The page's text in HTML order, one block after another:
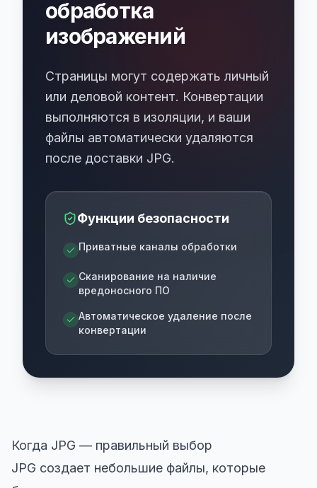
обработка
изображений
Страницы могут содержать личный
или деловой контент. Конвертации
выполняются в изоляции, и ваши
файлы автоматически удаляются
после доставки JPG.
Функции безопасности
Приватные каналы обработки
Сканирование на наличие
вредоносного ПО
Автоматическое удаление после
конвертации
Когда JPG — правильный выбор
JPG создает небольшие файлы, которые